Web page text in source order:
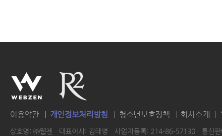
이용약관 개인정보처리방침 청소년보호정책 회사소개
상호명: ㈜웹젠 대표이사: 김태영 사업자등록: 214-86-57130
통신